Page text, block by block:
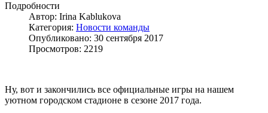
Подробности
Автор: Irina Kablukova
Категория: Новости команды
Опубликовано: 30 сентября 2017
Просмотров: 2219
Ну, вот и закончились все официальные игры на нашем
уютном городском стадионе в сезоне 2017 года.